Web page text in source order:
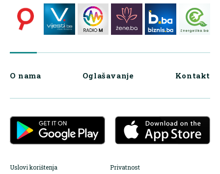
O nama Oglašavanje Kontakt
Uslovi korištenja Privatnost